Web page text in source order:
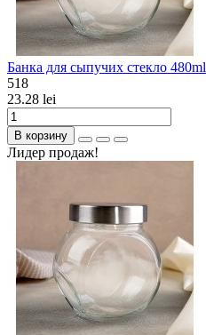
Банка для сыпучих стекло
518
23.28 lei
В корзину
Лидер продаж!